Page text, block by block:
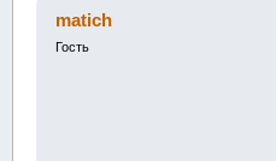
matich
Гость